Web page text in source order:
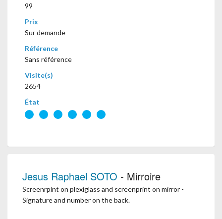
99
Prix
Sur demande
Référence
Sans référence
Visite(s)
2654
État
Jesus Raphael SOTO - Mirroire
Screenrpint on plexiglass and screenprint on mirror -
Signature and number on the back.